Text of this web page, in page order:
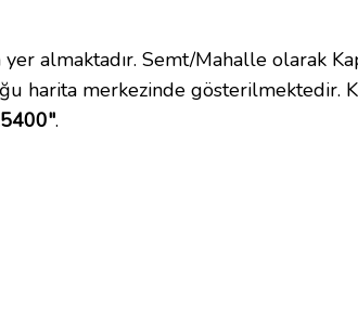
almaktadır. Semt/Mahalle olarak
harita merkezinde gösterilmektedir.
.